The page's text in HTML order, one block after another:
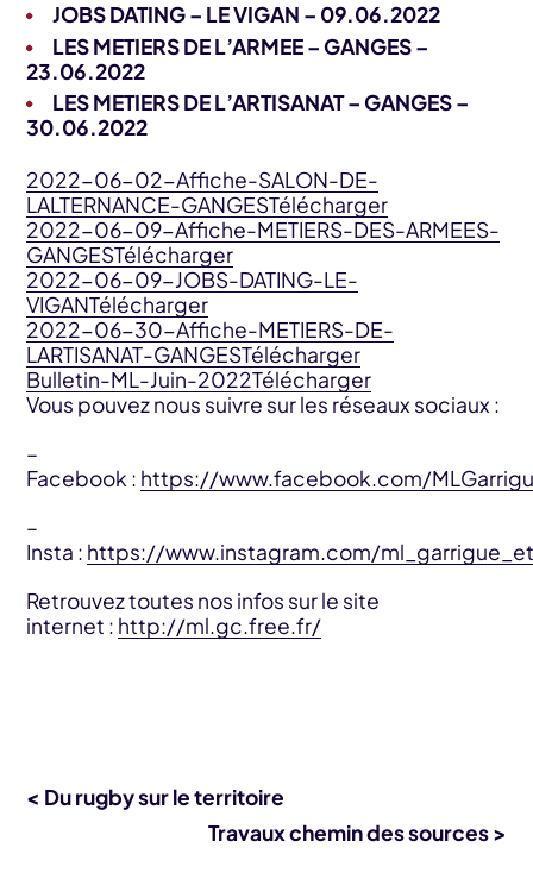
JOBS DATING – LE VIGAN – 09.06.2022
LES METIERS DE L’ARMEE – GANGES –
23.06.2022
LES METIERS DE L’ARTISANAT – GANGES –
30.06.2022
2022-06-02-Affiche-SALON-DE-
LALTERNANCE-GANGESTélécharger
2022-06-09-Affiche-METIERS-DES-ARMEES-
GANGESTélécharger
2022-06-09-JOBS-DATING-LE-
VIGANTélécharger
2022-06-30-Affiche-METIERS-DE-
LARTISANAT-GANGESTélécharger
Bulletin-ML-Juin-2022Télécharger
Vous pouvez nous suivre sur les réseaux sociaux :
–
Facebook : https://www.facebook.com/
–
Insta : https://www.instagram.com/
Retrouvez toutes nos infos sur le site
internet : http://ml.gc.free.fr/
< Du rugby sur le territoire
Travaux chemin des sources >